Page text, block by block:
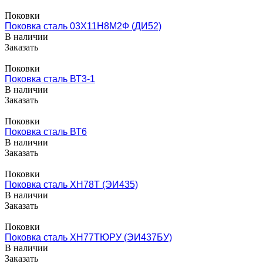
Поковки
Поковка сталь 03Х11Н8М2Ф (ДИ52)
В наличии
Заказать
Поковки
Поковка сталь ВТ3-1
В наличии
Заказать
Поковки
Поковка сталь ВТ6
В наличии
Заказать
Поковки
Поковка сталь ХН78Т (ЭИ435)
В наличии
Заказать
Поковки
Поковка сталь ХН77ТЮРУ (ЭИ437БУ)
В наличии
Заказать